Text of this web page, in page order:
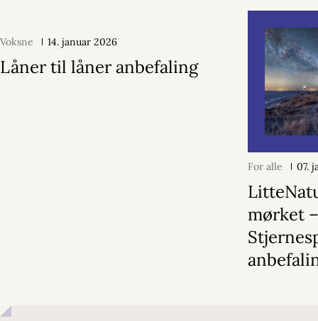
Voksne 14. januar 2026
Låner til låner anbefaling
For alle 07.
mørket